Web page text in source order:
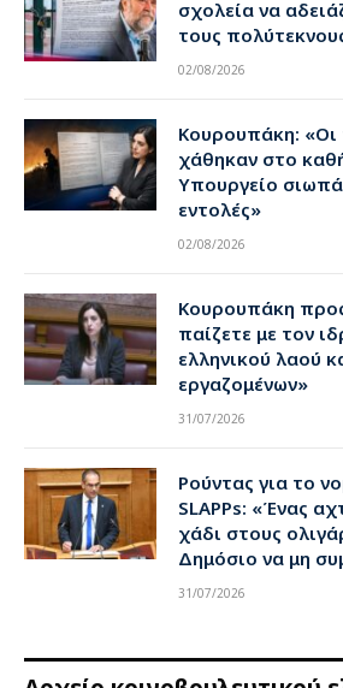
σχολεία να
τους
02/08/2026
Κουρουπάκη: «Οι
χάθηκαν στο
Υπουργείο σιωπά
εντολές»
02/08/2026
Κουρουπάκη
παίζετε με τον
ελληνικού λαού
εργαζομένων»
31/07/2026
Ρούντας για το
SLAPPs: «Ένας
χάδι στους
Δημόσιο να μη
31/07/2026